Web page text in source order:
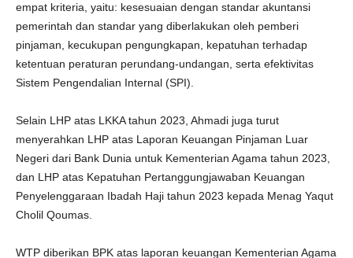
empat kriteria, yaitu: kesesuaian dengan standar akuntansi
pemerintah dan standar yang diberlakukan oleh pemberi
pinjaman, kecukupan pengungkapan, kepatuhan terhadap
ketentuan peraturan perundang-undangan, serta efektivitas
Sistem Pengendalian Internal (SPI).
Selain LHP atas LKKA tahun 2023, Ahmadi juga turut
menyerahkan LHP atas Laporan Keuangan Pinjaman Luar
Negeri dari Bank Dunia untuk Kementerian Agama tahun 2023,
dan LHP atas Kepatuhan Pertanggungjawaban Keuangan
Penyelenggaraan Ibadah Haji tahun 2023 kepada Menag Yaqut
Cholil Qoumas.
WTP diberikan BPK atas laporan keuangan Kementerian Agama